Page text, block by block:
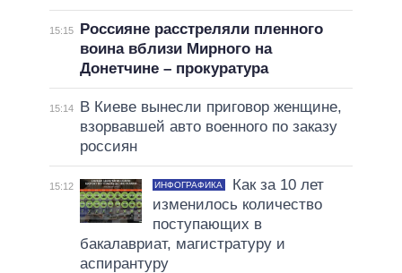
15:15
Россияне расстреляли пленного
воина вблизи Мирного на
Донетчине – прокуратура
15:14
В Киеве вынесли приговор женщине,
взорвавшей авто военного по заказу
россиян
15:12 ИНФОГРАФИКА
Как за 10 лет
изменилось количество
поступающих в
бакалавриат, магистратуру и
аспирантуру